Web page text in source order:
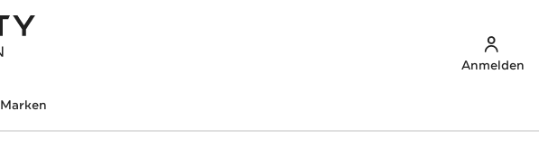
Anmelden
Marken